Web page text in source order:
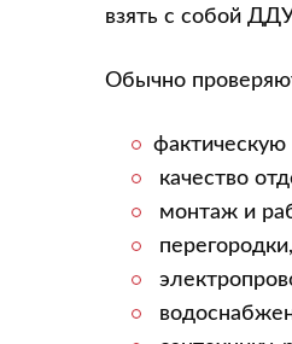
взять с собой
Обычно
качество
монтаж и